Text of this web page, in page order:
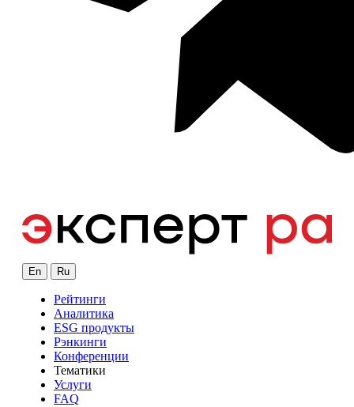
En Ru
Рейтинги
Аналитика
ESG продукты
Рэнкинги
Конференции
Тематики
Услуги
FAQ